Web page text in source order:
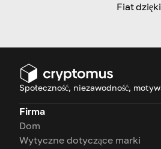
Fiat
Społeczność, niezawodność,
Firma
Dom
Wytyczne dotyczące marki